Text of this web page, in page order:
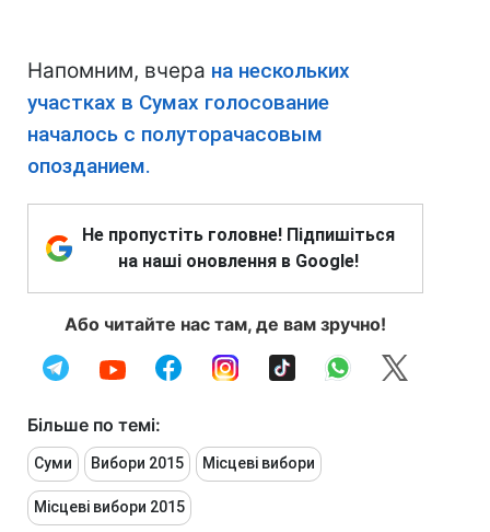
Напомним, вчера на нескольких
участках в Сумах голосование
началось с полуторачасовым
опозданием.
Не пропустіть головне! Підпишіться
на наші оновлення в Google!
Або читайте нас там, де вам зручно!
Більше по темі:
Суми Вибори 2015 Місцеві вибори
Місцеві вибори 2015